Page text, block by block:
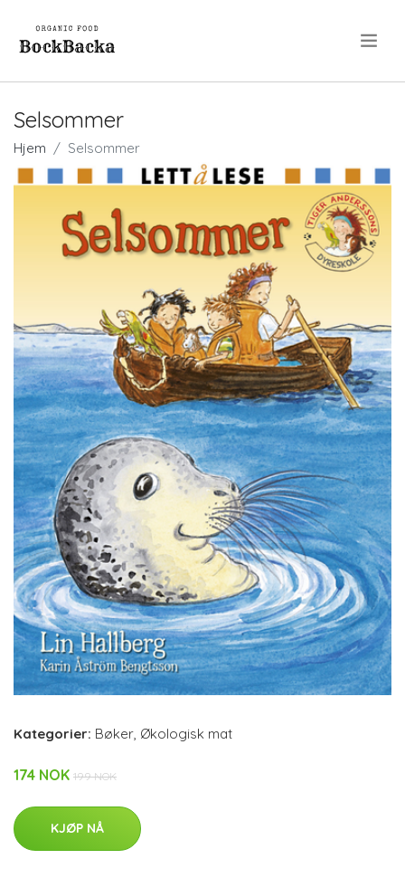
Selsommer
Hjem Selsommer
Kategorier: Bøker, Økologisk mat
174 NOK 199 NOK
KJØP NÅ